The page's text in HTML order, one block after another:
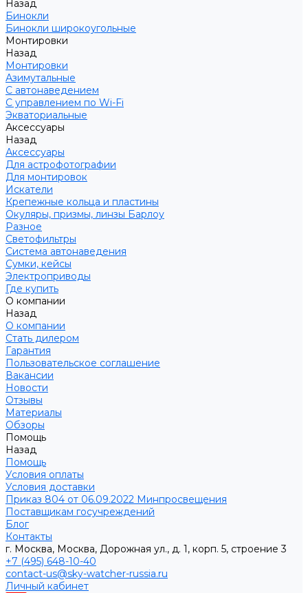
Назад
Бинокли
Бинокли широкоугольные
Монтировки
Назад
Монтировки
Азимутальные
С автонаведением
С управлением по Wi-Fi
Экваториальные
Аксессуары
Назад
Аксессуары
Для астрофотографии
Для монтировок
Искатели
Крепежные кольца и пластины
Окуляры, призмы, линзы Барлоу
Разное
Светофильтры
Система автонаведения
Сумки, кейсы
Электроприводы
Где купить
О компании
Назад
О компании
Стать дилером
Гарантия
Пользовательское соглашение
Вакансии
Новости
Отзывы
Материалы
Обзоры
Помощь
Назад
Помощь
Условия оплаты
Условия доставки
Приказ 804 от 06.09.2022 Минпросвещения
Поставщикам госучреждений
Блог
Контакты
г. Москва, Москва, Дорожная ул., д. 1, корп. 5, строение 3
+7 (495) 648-10-40
contact-us@sky-watcher-russia.ru
Личный кабинет